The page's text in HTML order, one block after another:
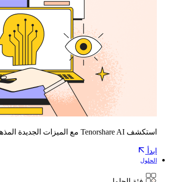
استكشف Tenorshare AI مع الميزات الجديدة المذهلة
ابدأ
الحلول